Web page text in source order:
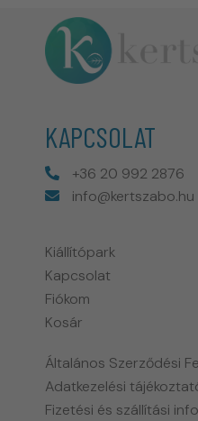
KAPCSOLAT
+36 20 992 2876
info@kertszabo.hu
Kiállítópark
Kapcsolat
Fiókom
Kosár
Általános Szerződési
Adatkezelési
Fizetési és szállítási